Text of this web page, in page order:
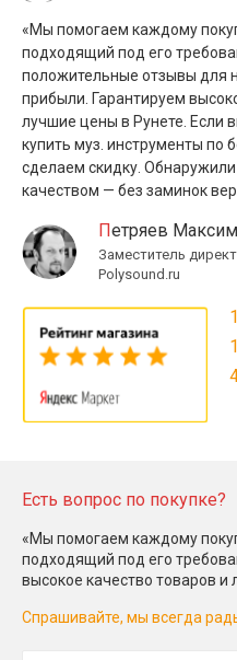
«Мы помогаем каждому
подходящий под его
положительные отзывы для
прибыли. Гарантируем
лучшие цены в Рунете. Если
купить муз. инструменты по
сделаем скидку.
качеством — без заминок
Петряев
Заместитель
Polysound.ru
Есть вопрос по покупке?
«Мы помогаем каждому
подходящий под его
высокое качество товаров и
Спрашивайте, мы всегда